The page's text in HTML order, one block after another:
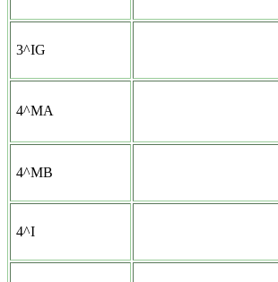
3^IG
4^MA
4^MB
4^I